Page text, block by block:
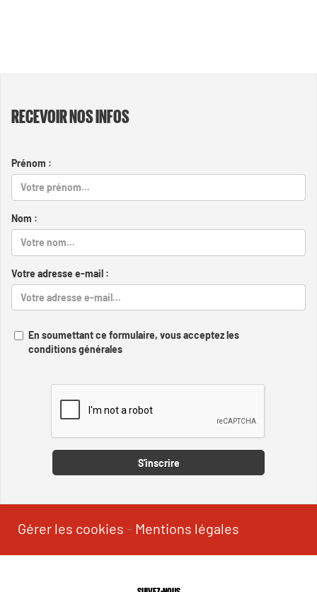
RECEVOIR NOS INFOS
Prénom :
Nom :
Votre adresse e-mail :
En soumettant ce formulaire, vous acceptez les
conditions générales
S'inscrire
Gérer les cookies - Mentions légales